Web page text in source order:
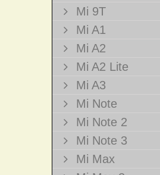
Mi 9T
Mi A1
Mi A2
Mi A2 Lite
Mi A3
Mi Note
Mi Note 2
Mi Note 3
Mi Max